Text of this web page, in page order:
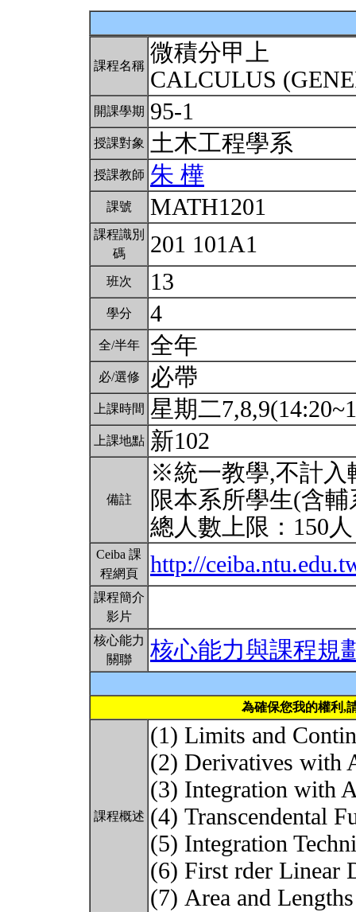
課程名稱 微積分甲上
CALCULUS
開課學期 95-1
授課對象 土木工程學系
授課教師 朱 樺
課號 MATH1201
課程識別
碼
201 101A1
班次 13
學分 4
全/半年 全年
必/選修 必帶
上課時間 星期二
上課地點 新102
備註
※統一教學,不計入
限本系所學生(含
總人數上限：150
Ceiba 課
程網頁
http://
課程簡介
影片
核心能力
關聯
核心能力與課程規
為確保您我的權利,
課程概述
(1) Limits and
(2) Derivatives with
(3) Integration with
(4) Transcendental
(5) Integration
(6) First rder Linear
(7) Area and